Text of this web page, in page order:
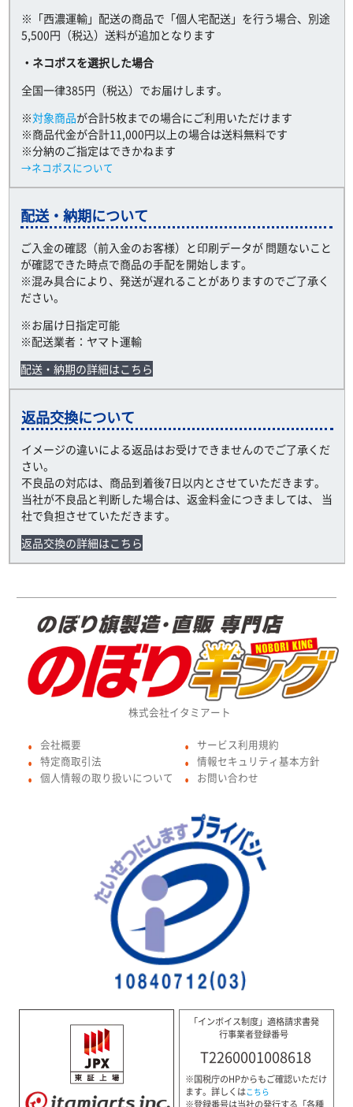
※「西濃運輸」配送の商品で「個人宅配送」を行う場合、別途
5,500円（税込）送料が追加となります
・ネコポスを選択した場合
全国一律385円（税込）でお届けします。
※対象商品が合計5枚までの場合にご利用いただけます
※商品代金が合計11,000円以上の場合は送料無料です
※分納のご指定はできかねます
→ネコポスについて
配送・納期について
ご入金の確認（前入金のお客様）と印刷データが 問題ないこと
が確認できた時点で商品の手配を開始します。
※混み具合により、発送が遅れることがありますのでご了承く
ださい。
※お届け日指定可能
※配送業者：ヤマト運輸
配送・納期の詳細はこちら
返品交換について
イメージの違いによる返品はお受けできませんのでご了承くだ
さい。
不良品の対応は、商品到着後7日以内とさせていただきます。
当社が不良品と判断した場合は、返金料金につきましては、 当
社で負担させていただきます。
返品交換の詳細はこちら
株式会社イタミアート
● 会社概要
● 特定商取引法
● 個人情報の取り扱いについて
● サービス利用規約
● 情報セキュリティ基本方針
● お問い合わせ
「インボイス制度」適格請求書発
行事業者登録番号
T2260001008618
※国税庁のHPからもご確認いただけ
ます。詳しくはこちら
※登録番号は当社の発行する「各種